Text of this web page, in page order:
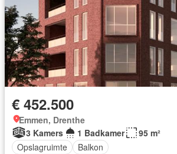
€ 452.500
Emmen, Drenthe
3 Kamers
1 Badkamer
95 m²
Opslagruimte
Balkon